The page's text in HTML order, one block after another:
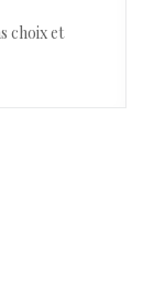
choix et